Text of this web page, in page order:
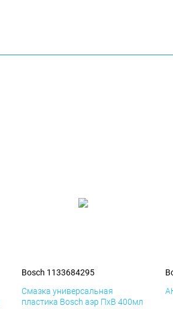
Bosch 1133684295
Смазка универсальная
пластика Bosch аэр ПхВ 400мл